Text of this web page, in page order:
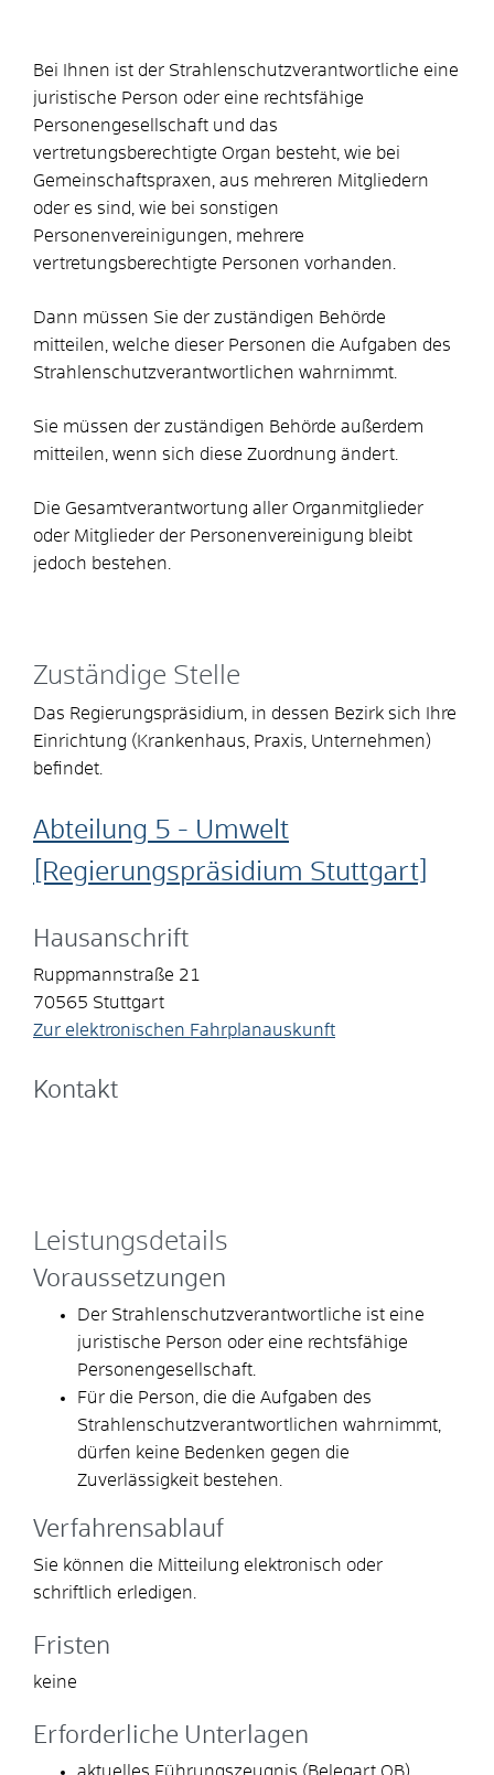
Bei Ihnen ist der Strahlenschutzverantwortliche eine
juristische Person oder eine rechtsfähige
Personengesellschaft und das
vertretungsberechtigte Organ besteht, wie bei
Gemeinschaftspraxen, aus mehreren Mitgliedern
oder es sind, wie bei sonstigen
Personenvereinigungen, mehrere
vertretungsberechtigte Personen vorhanden.
Dann müssen Sie der zuständigen Behörde
mitteilen, welche dieser Personen die Aufgaben des
Strahlenschutzverantwortlichen wahrnimmt.
Sie müssen der zuständigen Behörde außerdem
mitteilen, wenn sich diese Zuordnung ändert.
Die Gesamtverantwortung aller Organmitglieder
oder Mitglieder der Personenvereinigung bleibt
jedoch bestehen.
Zuständige Stelle
Das Regierungspräsidium, in dessen Bezirk sich Ihre
Einrichtung (Krankenhaus, Praxis, Unternehmen)
befindet.
Abteilung 5 - Umwelt
[Regierungspräsidium Stuttgart]
Hausanschrift
Ruppmannstraße 21
70565 Stuttgart
Zur elektronischen Fahrplanauskunft
Kontakt
Leistungsdetails
Voraussetzungen
Der Strahlenschutzverantwortliche ist eine
juristische Person oder eine rechtsfähige
Personengesellschaft.
Für die Person, die die Aufgaben des
Strahlenschutzverantwortlichen wahrnimmt,
dürfen keine Bedenken gegen die
Zuverlässigkeit bestehen.
Verfahrensablauf
Sie können die Mitteilung elektronisch oder
schriftlich erledigen.
Fristen
keine
Erforderliche Unterlagen
aktuelles Führungszeugnis (Belegart OB)